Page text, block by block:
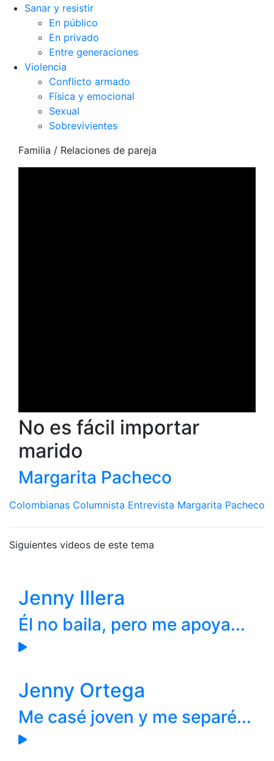
Sanar y resistir
En público
En privado
Entre generaciones
Violencia
Conflicto armado
Física y emocional
Sexual
Sobrevivientes
Familia / Relaciones de pareja
No es fácil importar
marido
Margarita Pacheco
Colombianas Columnista Entrevista Margarita Pacheco
Siguientes videos de este tema
Jenny Illera
Él no baila, pero me apoya...
Jenny Ortega
Me casé joven y me separé...